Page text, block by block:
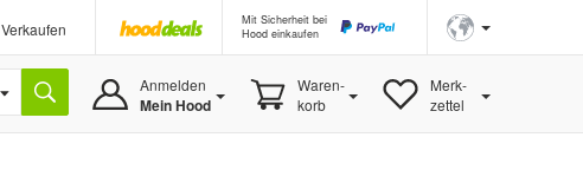
Verkaufen
Mit Sicherheit bei
Hood einkaufen
Anmelden
Mein Hood
Waren-
korb
Merk-
zettel